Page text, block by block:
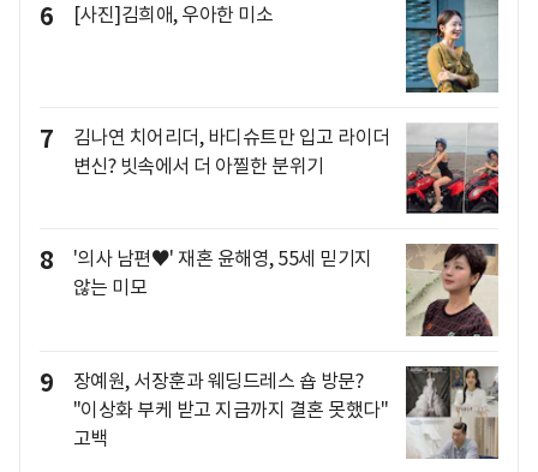
6 [사진]김희애, 우아한 미소
7
김나연 치어리더, 바디슈트만 입고 라이더
변신? 빗속에서 더 아찔한 분위기
8
'의사 남편♥' 재혼 윤해영, 55세 믿기지
않는 미모
9
장예원, 서장훈과 웨딩드레스 숍 방문?
"이상화 부케 받고 지금까지 결혼 못했다"
고백